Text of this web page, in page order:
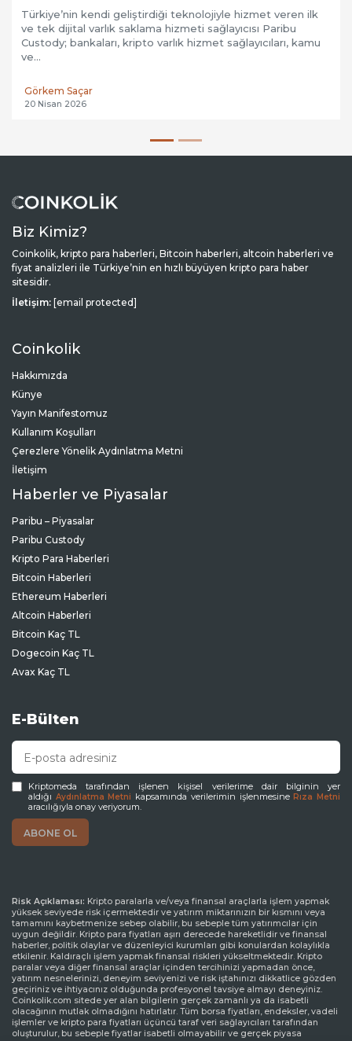
Türkiye’nin kendi geliştirdiği teknolojiyle hizmet veren ilk
ve tek dijital varlık saklama hizmeti sağlayıcısı Paribu
Custody; bankaları, kripto varlık hizmet sağlayıcıları, kamu
ve...
Görkem Saçar
20 Nisan 2026
Biz Kimiz?
Coinkolik, kripto para haberleri, Bitcoin haberleri, altcoin haberleri ve
fiyat analizleri ile Türkiye’nin en hızlı büyüyen kripto para haber
sitesidir.
İletişim: [email protected]
Coinkolik
Hakkımızda
Künye
Yayın Manifestomuz
Kullanım Koşulları
Çerezlere Yönelik Aydınlatma Metni
İletişim
Haberler ve Piyasalar
Paribu – Piyasalar
Paribu Custody
Kripto Para Haberleri
Bitcoin Haberleri
Ethereum Haberleri
Altcoin Haberleri
Bitcoin Kaç TL
Dogecoin Kaç TL
Avax Kaç TL
E-Bülten
Kriptomeda tarafından işlenen kişisel verilerime dair bilginin yer
aldığı Aydınlatma Metni kapsamında verilerimin işlenmesineRıza Metni
aracılığıyla onay veriyorum.
Risk Açıklaması: Kripto paralarla ve/veya finansal araçlarla işlem yapmak
yüksek seviyede risk içermektedir ve yatırım miktarınızın bir kısmını veya
tamamını kaybetmenize sebep olabilir, bu sebeple tüm yatırımcılar için
uygun değildir. Kripto para fiyatları aşırı derecede hareketlidir ve finansal
haberler, politik olaylar ve düzenleyici kurumları gibi konulardan kolaylıkla
etkilenir. Kaldıraçlı işlem yapmak finansal riskleri yükseltmektedir. Kripto
paralar veya diğer finansal araçlar içinden tercihinizi yapmadan önce,
yatırım nesnelerinizi, deneyim seviyenizi ve risk iştahınızı dikkatlice gözden
geçiriniz ve ihtiyacınız olduğunda profesyonel tavsiye almayı deneyiniz.
Coinkolik.com sitede yer alan bilgilerin gerçek zamanlı ya da isabetli
olacağının mutlak olmadığını hatırlatır. Tüm borsa fiyatları, endeksler, vadeli
işlemler ve kripto para fiyatları üçüncü taraf veri sağlayıcıları tarafından
oluşturulur, bu sebeple fiyatlar isabetli olmayabilir ve gerçek piyasa